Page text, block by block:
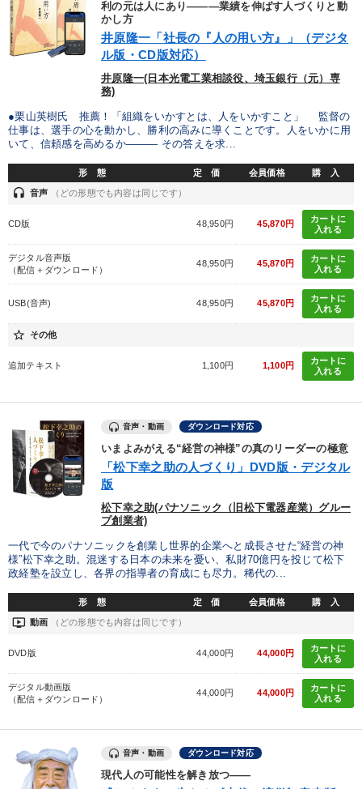
利の元は人にあり―――業績を伸ばす人づくりと動
かし方
井原隆一「社長の『人の用い方』」（デジタ
ル版・CD版対応）
井原隆一(日本光電工業相談役、埼玉銀行（元）専
務)
●栗山英樹氏 推薦！「組織をいかすとは、人をいかすこと」 監督の
仕事は、選手の心を動かし、勝利の高みに導くことです。人をいかに用
いて、信頼感を高めるか――― その答えを求...
形 態 定 価 会員価格 購 入
headset 音声 （どの形態でも内容は同じです）
CD版 48,950円 45,870円
カートに
入れる
デジタル音声版
（配信＋ダウンロード）
48,950円 45,870円
カートに
入れる
USB(音声) 48,950円 45,870円
カートに
入れる
star_border その他
追加テキスト 1,100円 1,100円
カートに
入れる
音声・動画 ダウンロード対応
いまよみがえる“経営の神様”の真のリーダーの極意
「松下幸之助の人づくり」DVD版・デジタル
版
松下幸之助(パナソニック（旧松下電器産業）グルー
プ創業者)
一代で今のパナソニックを創業し世界的企業へと成長させた“経営の神
様”松下幸之助。混迷する日本の未来を憂い、私財70億円を投じて松下
政経塾を設立し、各界の指導者の育成にも尽力。稀代の...
形 態 定 価 会員価格 購 入
ondemand_video 動画 （どの形態でも内容は同じです）
DVD版 44,000円 44,000円
カートに
入れる
デジタル動画版
（配信＋ダウンロード）
44,000円 44,000円
カートに
入れる
音声・動画 ダウンロード対応
現代人の可能性を解き放つ――